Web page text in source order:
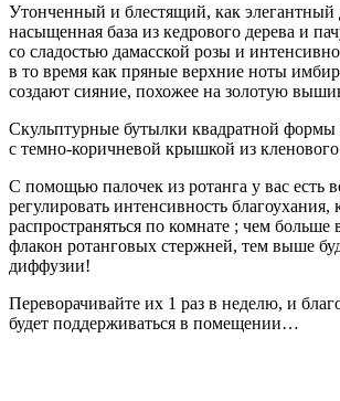
Утонченный и блестящий, как элегантный
насыщенная база из кедрового дерева и
со сладостью дамасской розы и
в то время как пряные верхние ноты
создают сияние, похожее на золотую
Скульптурные бутылки квадратной формы
с темно-коричневой крышкой из кленового
С помощью палочек из ротанга у вас есть
регулировать интенсивность благоухания,
распространяться по комнате ; чем больше
флакон ротанговых стержней, тем выше
диффузии!
Переворачивайте их 1 раз в неделю, и
будет поддерживаться в помещении…